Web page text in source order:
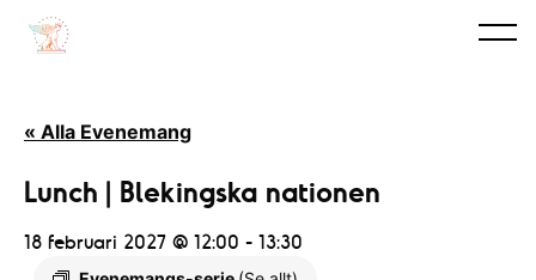
« Alla Evenemang
Lunch | Blekingska nationen
18 februari 2027 @ 12:00 - 13:30